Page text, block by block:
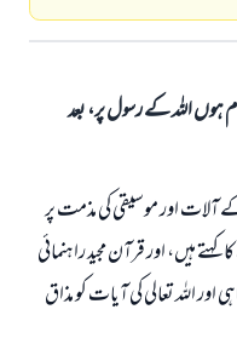
ہوں اللہ کے رسول پر، بعد
آلات اور موسيقى كى مذمت پر
ہيں، اور قرآن مجيد راہنمائى
اور اللہ تعالى كى آيات كو مذاق